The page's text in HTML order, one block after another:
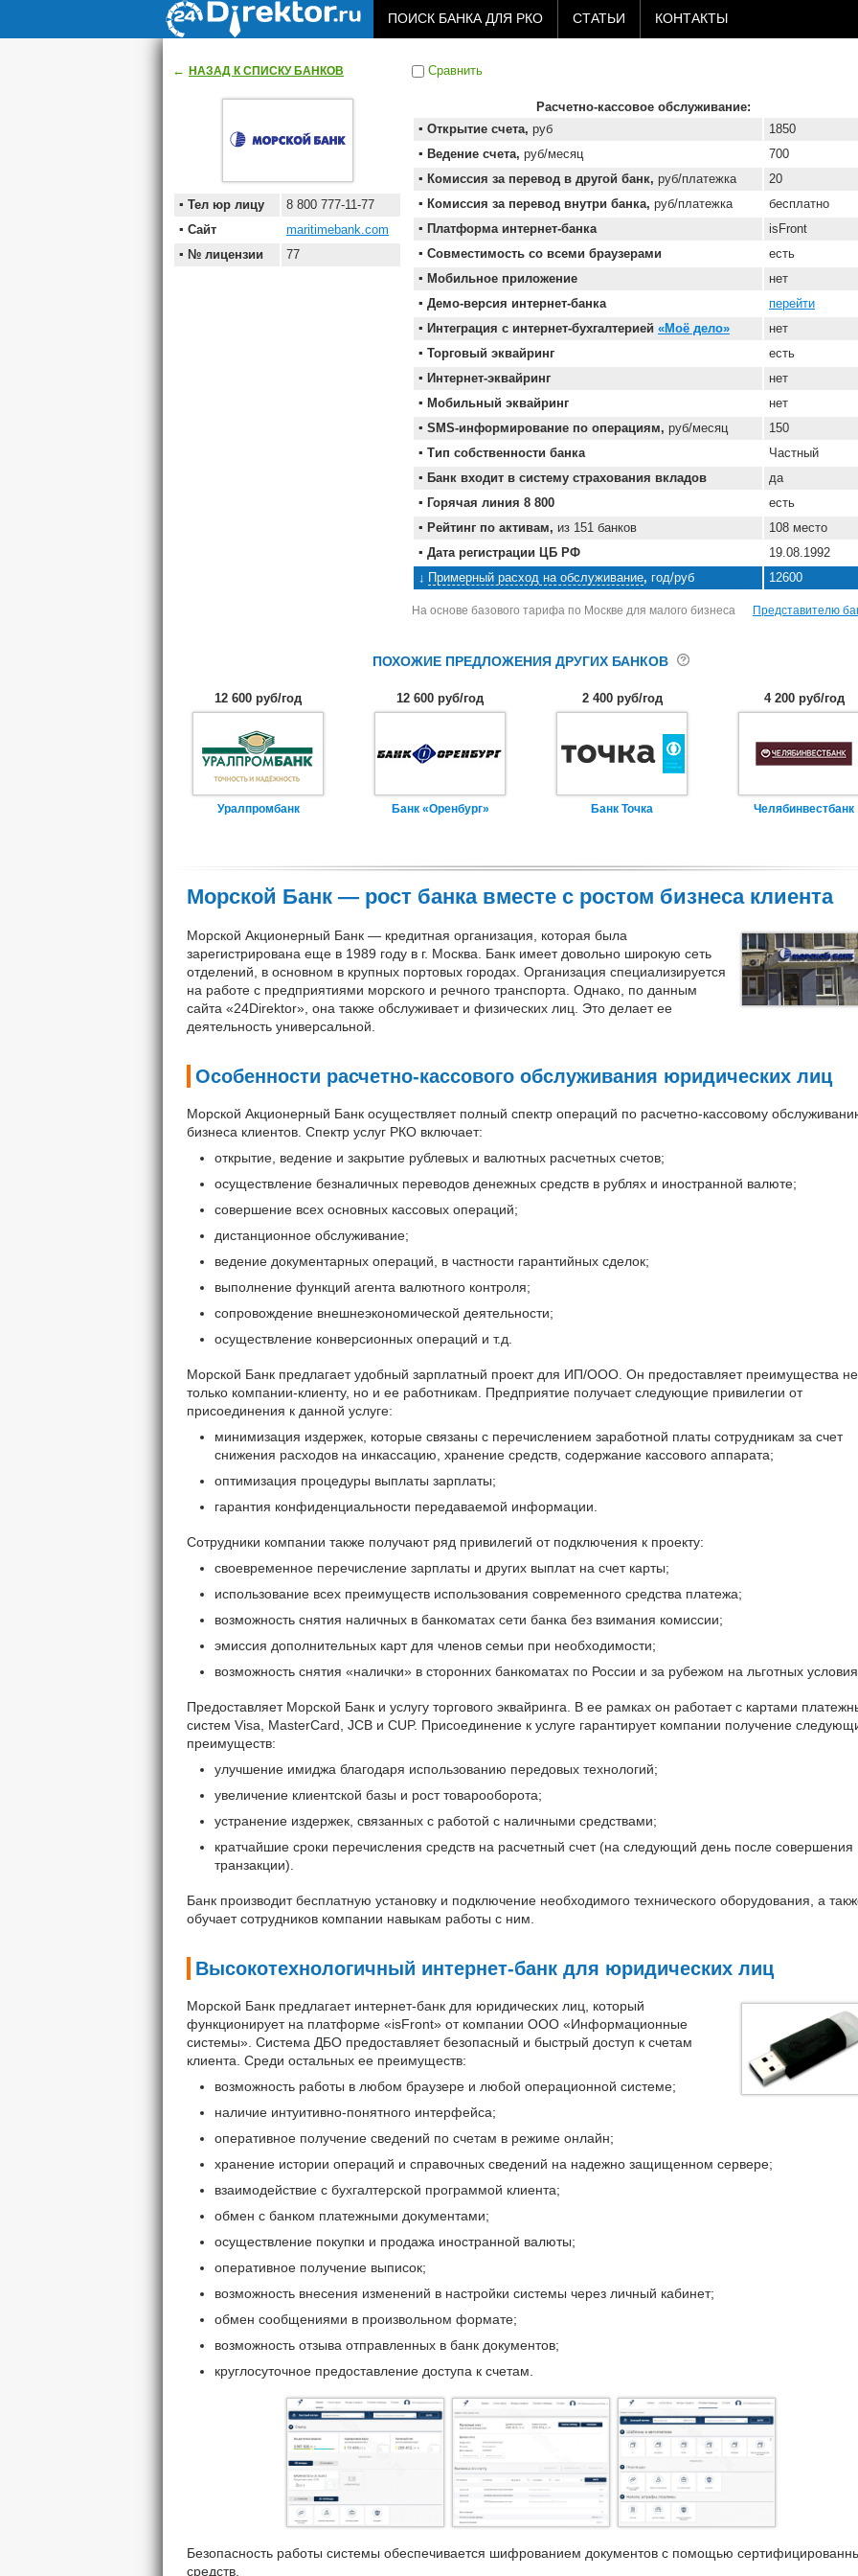
ПОИСК БАНКА ДЛЯ РКО СТАТЬИ КОНТАКТЫ
← НАЗАД К СПИСКУ БАНКОВ
Тел юр лицу
8 800 777-11-77
Сайт
maritimebank.com
№ лицензии
77
Сравнить
Расчетно-кассовое обслуживание:
Открытие счета, руб
1850
Ведение счета, руб/месяц
700
Комиссия за перевод в другой банк, руб/платежка
20
Комиссия за перевод внутри банка, руб/платежка
бесплатно
Платформа интернет-банка
isFront
Совместимость со всеми браузерами
есть
Мобильное приложение
нет
Демо-версия интернет-банка
перейти
Интеграция с интернет-бухгалтерией «Моё дело»
нет
Торговый эквайринг
есть
Интернет-эквайринг
нет
Мобильный эквайринг
нет
SMS-информирование по операциям, руб/месяц
150
Тип собственности банка
Частный
Банк входит в систему страхования вкладов
да
Горячая линия 8 800
есть
Рейтинг по активам, из 151 банков
108 место
Дата регистрации ЦБ РФ
19.08.1992
Примерный расход на обслуживание, год/руб 12600
На основе базового тарифа по Москве для малого бизнеса Представителю
ПОХОЖИЕ ПРЕДЛОЖЕНИЯ ДРУГИХ БАНКОВ
12 600 руб/год
Уралпромбанк
12 600 руб/год
Банк «Оренбург»
2 400 руб/год
Банк Точка
4 200 руб/год
Челябинвестбанк
Морской Банк — рост банка вместе с ростом бизнеса клиента
Морской Акционерный Банк — кредитная организация, которая была
зарегистрирована еще в 1989 году в г. Москва. Банк имеет довольно широкую сеть
отделений, в основном в крупных портовых городах. Организация специализируется
на работе с предприятиями морского и речного транспорта. Однако, по данным
сайта «24Direktor», она также обслуживает и физических лиц. Это делает ее
деятельность универсальной.
Особенности расчетно-кассового обслуживания юридических лиц
Морской Акционерный Банк осуществляет полный спектр операций по расчетно-кассовому
бизнеса клиентов. Спектр услуг РКО включает:
открытие, ведение и закрытие рублевых и валютных расчетных счетов;
осуществление безналичных переводов денежных средств в рублях и иностранной валюте;
совершение всех основных кассовых операций;
дистанционное обслуживание;
ведение документарных операций, в частности гарантийных сделок;
выполнение функций агента валютного контроля;
сопровождение внешнеэкономической деятельности;
осуществление конверсионных операций и т.д.
Морской Банк предлагает удобный зарплатный проект для ИП/ООО. Он предоставляет преимущества не
только компании-клиенту, но и ее работникам. Предприятие получает следующие привилегии от
присоединения к данной услуге:
минимизация издержек, которые связаны с перечислением заработной платы сотрудникам за счет
снижения расходов на инкассацию, хранение средств, содержание кассового аппарата;
оптимизация процедуры выплаты зарплаты;
гарантия конфиденциальности передаваемой информации.
Сотрудники компании также получают ряд привилегий от подключения к проекту:
своевременное перечисление зарплаты и других выплат на счет карты;
использование всех преимуществ использования современного средства платежа;
возможность снятия наличных в банкоматах сети банка без взимания комиссии;
эмиссия дополнительных карт для членов семьи при необходимости;
возможность снятия «налички» в сторонних банкоматах по России и за рубежом на льготных
Предоставляет Морской Банк и услугу торгового эквайринга. В ее рамках он работает с картами
систем Visa, MasterCard, JCB и CUP. Присоединение к услуге гарантирует компании получение
преимуществ:
улучшение имиджа благодаря использованию передовых технологий;
увеличение клиентской базы и рост товарооборота;
устранение издержек, связанных с работой с наличными средствами;
кратчайшие сроки перечисления средств на расчетный счет (на следующий день после совершения
транзакции).
Банк производит бесплатную установку и подключение необходимого технического оборудования, а
обучает сотрудников компании навыкам работы с ним.
Высокотехнологичный интернет-банк для юридических лиц
Морской Банк предлагает интернет-банк для юридических лиц, который
функционирует на платформе «isFront» от компании ООО «Информационные
системы». Система ДБО предоставляет безопасный и быстрый доступ к счетам
клиента. Среди остальных ее преимуществ:
возможность работы в любом браузере и любой операционной системе;
наличие интуитивно-понятного интерфейса;
оперативное получение сведений по счетам в режиме онлайн;
хранение истории операций и справочных сведений на надежно защищенном сервере;
взаимодействие с бухгалтерской программой клиента;
обмен с банком платежными документами;
осуществление покупки и продажа иностранной валюты;
оперативное получение выписок;
возможность внесения изменений в настройки системы через личный кабинет;
обмен сообщениями в произвольном формате;
возможность отзыва отправленных в банк документов;
круглосуточное предоставление доступа к счетам.
Безопасность работы системы обеспечивается шифрованием документов с помощью
средств.